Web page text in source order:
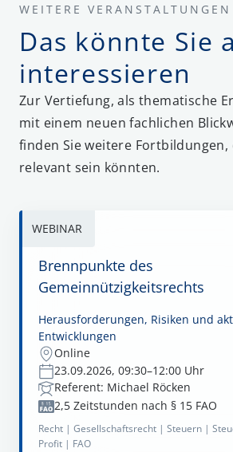
WEITERE VERANSTALTUNGEN
Das könnte Sie
interessieren
Zur Vertiefung, als thematische
mit einem neuen fachlichen
finden Sie weitere Fortbildungen,
relevant sein könnten.
WEBINAR
Brennpunkte des
Gemeinnützigkeitsrechts
Herausforderungen, Risiken und
Entwicklungen
Online
23.09.2026, 09:30–12:00 Uhr
Referent: Michael Röcken
2,5 Zeitstunden nach § 15 FAO
Recht | Gesellschaftsrecht | Steuern |
Profit | FAO